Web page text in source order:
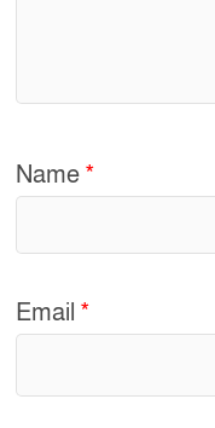
Name*
Email*